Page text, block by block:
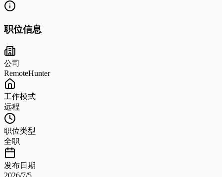
职位信息
公司
RemoteHunter
工作模式
远程
职位类型
全职
发布日期